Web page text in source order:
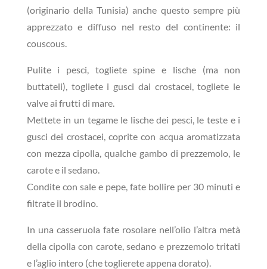
(originario della Tunisia) anche questo sempre più
apprezzato e diffuso nel resto del continente: il
couscous.
Pulite i pesci, togliete spine e lische (ma non
buttateli), togliete i gusci dai crostacei, togliete le
valve ai frutti di mare.
Mettete in un tegame le lische dei pesci, le teste e i
gusci dei crostacei, coprite con acqua aromatizzata
con mezza cipolla, qualche gambo di prezzemolo, le
carote e il sedano.
Condite con sale e pepe, fate bollire per 30 minuti e
filtrate il brodino.
In una casseruola fate rosolare nell’olio l’altra metà
della cipolla con carote, sedano e prezzemolo tritati
e l’aglio intero (che toglierete appena dorato).